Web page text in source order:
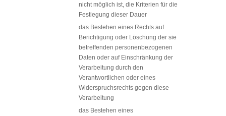
nicht möglich ist, die Kriterien für die
Festlegung dieser Dauer
das Bestehen eines Rechts auf
Berichtigung oder Löschung der sie
betreffenden personenbezogenen
Daten oder auf Einschränkung der
Verarbeitung durch den
Verantwortlichen oder eines
Widerspruchsrechts gegen diese
Verarbeitung
das Bestehen eines